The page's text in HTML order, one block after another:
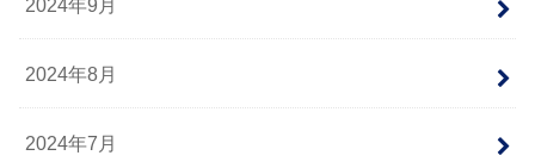
2024年9月
2024年8月
2024年7月